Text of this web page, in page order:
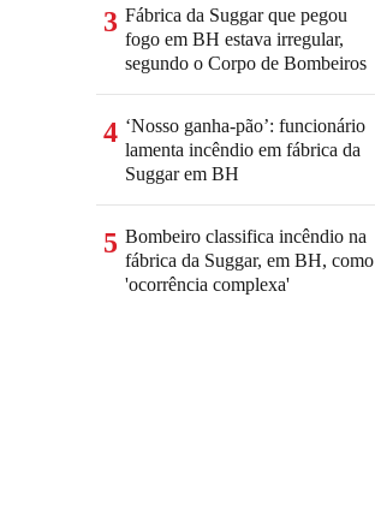
3 Fábrica da Suggar que pegou
fogo em BH estava irregular,
segundo o Corpo de Bombeiros
4 ‘Nosso ganha-pão’: funcionário
lamenta incêndio em fábrica da
Suggar em BH
5 Bombeiro classifica incêndio na
fábrica da Suggar, em BH, como
'ocorrência complexa'